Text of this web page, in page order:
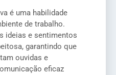
é uma habilidade
de trabalho.
ideias e sentimentos
garantindo que
ouvidas e
eficaz